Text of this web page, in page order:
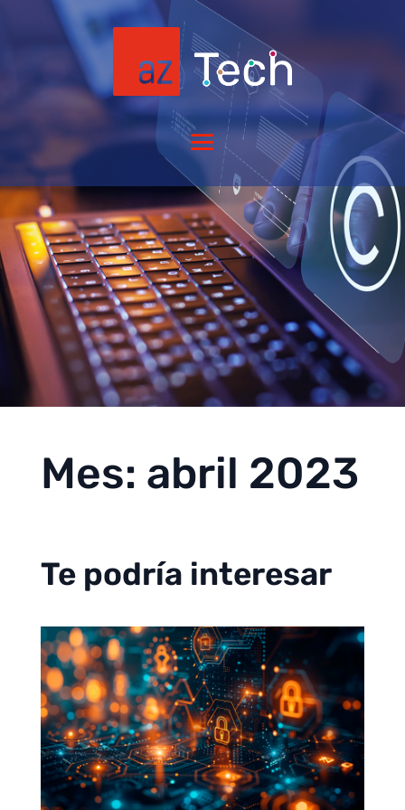
Mes: abril 2023
Te podría interesar